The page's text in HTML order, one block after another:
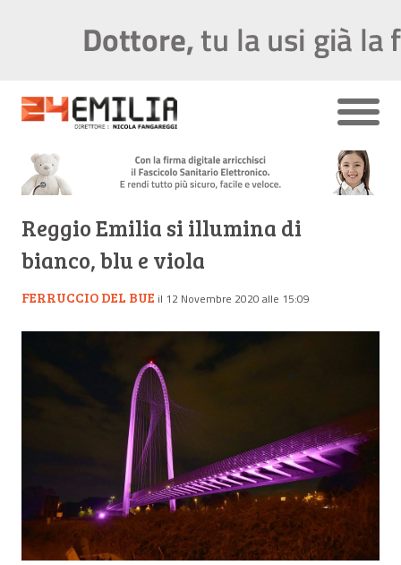
Reggio Emilia si illumina di
bianco, blu e viola
FERRUCCIO DEL BUE il 12 Novembre 2020 alle 15:09